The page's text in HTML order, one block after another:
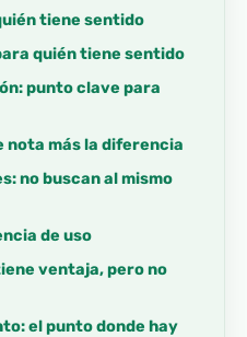
tiene sentido
quién tiene sentido
punto clave para
nota más la diferencia
no buscan al mismo
de uso
ventaja, pero no
el punto donde hay